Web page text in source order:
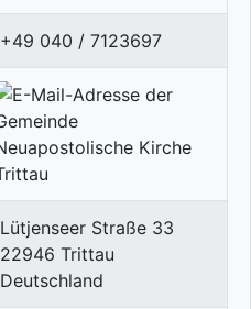
+49 040 / 7123697
Lütjenseer Straße 33
22946 Trittau
Deutschland